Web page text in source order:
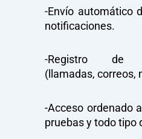
-Envío automático
notificaciones.
-Registro de
(llamadas, correos,
-Acceso ordenado
pruebas y todo tipo